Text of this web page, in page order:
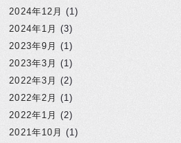
2024年12月 (1)
2024年1月 (3)
2023年9月 (1)
2023年3月 (1)
2022年3月 (2)
2022年2月 (1)
2022年1月 (2)
2021年10月 (1)